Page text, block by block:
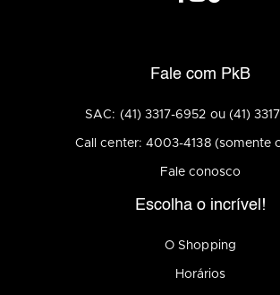
Fale com PkB
SAC: (41) 3317-6952 ou (41)
Call center: 4003-4138 (somente
Fale conosco
Escolha o incrível!
O Shopping
Horários